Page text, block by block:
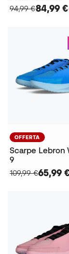
94,99 €84,99 €
OFFERTA
Scarpe Lebron
9
109,99 €65,99